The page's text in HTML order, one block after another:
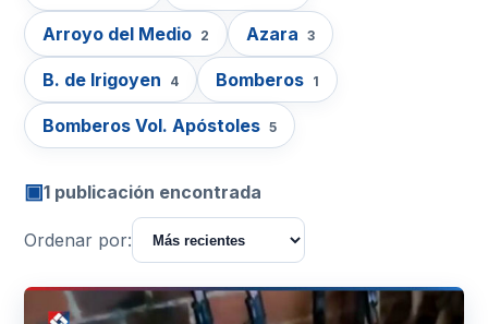
Arroyo del Medio 2 Azara 3
B. de Irigoyen 4 Bomberos 1
Bomberos Vol. Apóstoles 5
▣1 publicación encontrada
Ordenar por: